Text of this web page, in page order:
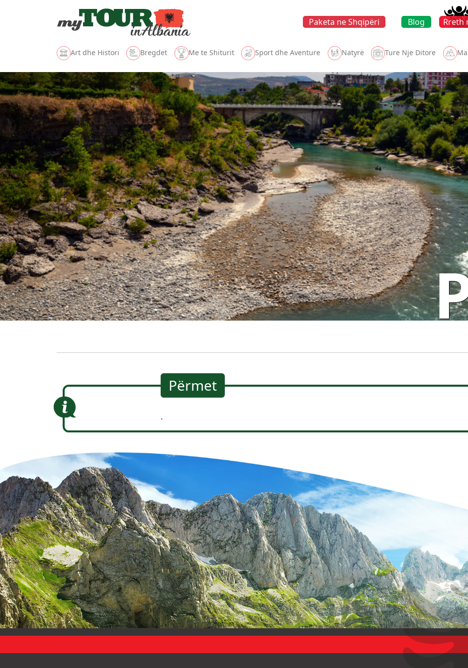
Paketa ne Shqipëri Blog Rreth
Art dhe Histori Bregdet Me te Shiturit Sport dhe Aventure Natyrë Ture Nje Ditore
Përmet
.